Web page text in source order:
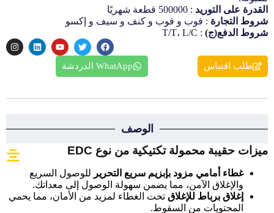
القدرة على التوريد : 500000 قطعة شهريًا
شروط التجارة : فوب و فوب و كنف و سيف و إكسو
شروط الدفع(ج) : T/T، L/C
طلب اقتباس WhatApp الدردشة
الوصف
ميزات حقيبة محمولة تكتيكية من نوع EDC
غطاء أمامي مزود بإبزيم سريع التحرير للوصول السريع
والإغلاق الآمن، مما يضمن سهولة الوصول إلى معداتك.
إغلاق برباط للإغلاق تحت الغطاء لمزيد من الأمان، مما يحمي
المحتويات من السقوط.